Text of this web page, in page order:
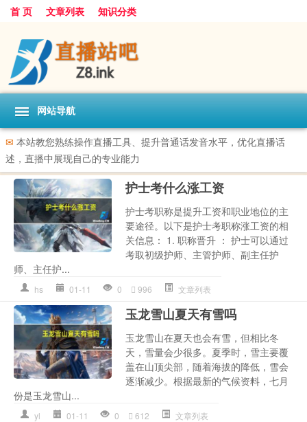
首 页 文章列表 知识分类
网站导航
✉ 本站教您熟练操作直播工具、提升普通话发音水平，优化直播话
述，直播中展现自己的专业能力
护士考什么涨工资
护士考职称是提升工资和职业地位的主
要途径。以下是护士考职称涨工资的相
关信息： 1. 职称晋升 ： 护士可以通过
考取初级护师、主管护师、副主任护
师、主任护...
hs 01-11 0 996 文章列表
玉龙雪山夏天有雪吗
玉龙雪山在夏天也会有雪，但相比冬
天，雪量会少很多。夏季时，雪主要覆
盖在山顶尖部，随着海拔的降低，雪会
逐渐减少。根据最新的气候资料，七月
份是玉龙雪山...
yl 01-11 0 612 文章列表